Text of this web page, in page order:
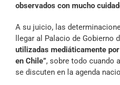
observados con mucho
A su juicio, las
llegar al Palacio de Gobierno
utilizadas mediáticamente
en Chile”, sobre todo cuando
se discuten en la agenda